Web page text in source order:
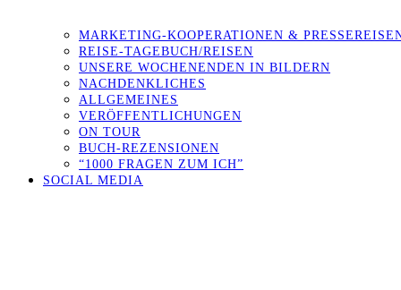
MARKETING-KOOPERATIONEN &
REISE-TAGEBUCH/REISEN
UNSERE WOCHENENDEN IN BILDERN
NACHDENKLICHES
ALLGEMEINES
VERÖFFENTLICHUNGEN
ON TOUR
BUCH-REZENSIONEN
“1000 FRAGEN ZUM ICH”
SOCIAL MEDIA